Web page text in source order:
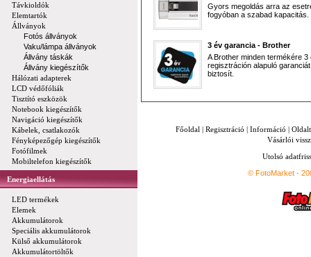
Távkioldók
Elemtartók
Állványok
Fotós állványok
Vaku/lámpa állványok
Állvány táskák
Állvány kiegészítők
Hálózati adapterek
LCD védőfóliák
Tisztító eszközök
Notebook kiegészítők
Navigáció kiegészítők
Kábelek, csatlakozók
Fényképezőgép kiegészítők
Fotófilmek
Mobiltelefon kiegészítők
Energiaellátás
LED termékek
Elemek
Akkumulátorok
Speciális akkumulátorok
Külső akkumulátorok
Akkumulátortöltők
Gyors megoldás arra az
fogyóban a szabad kapacitás.
3 év garancia - Brother
A Brother minden termékére 3
regisztráción alapuló garanciát
biztosít.
Főoldal | Regisztráció | Információ |
Vásárlói
Utolsó
© FotoMarket -